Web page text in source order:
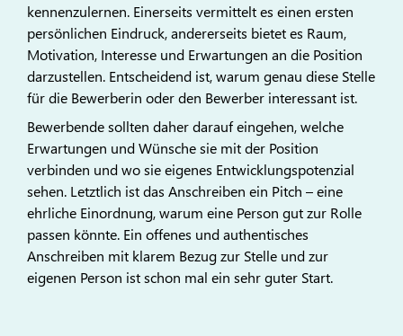
kennenzulernen. Einerseits vermittelt es einen ersten
persönlichen Eindruck, andererseits bietet es Raum,
Motivation, Interesse und Erwartungen an die Position
darzustellen. Entscheidend ist, warum genau diese Stelle
für die Bewerberin oder den Bewerber interessant ist.
Bewerbende sollten daher darauf eingehen, welche
Erwartungen und Wünsche sie mit der Position
verbinden und wo sie eigenes Entwicklungspotenzial
sehen. Letztlich ist das Anschreiben ein Pitch – eine
ehrliche Einordnung, warum eine Person gut zur Rolle
passen könnte. Ein offenes und authentisches
Anschreiben mit klarem Bezug zur Stelle und zur
eigenen Person ist schon mal ein sehr guter Start.